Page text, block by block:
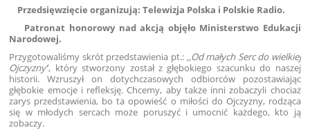
Przedsięwzięcie organizują: Telewizja Polska i Polskie Radio.
Patronat honorowy nad akcją objęło Ministerstwo Edukacji
Narodowej.
Przygotowaliśmy skrót przedstawienia pt.: ,,Od małych Serc do wielkiej
Ojczyzny’’, który stworzony został z głębokiego szacunku do naszej
historii. Wzruszył on dotychczasowych odbiorców pozostawiając
głębokie emocje i refleksję. Chcemy, aby także inni zobaczyli chociaż
zarys przedstawienia, bo ta opowieść o miłości do Ojczyzny, rodząca
się w młodych sercach może poruszyć i umocnić każdego, kto ją
zobaczy.